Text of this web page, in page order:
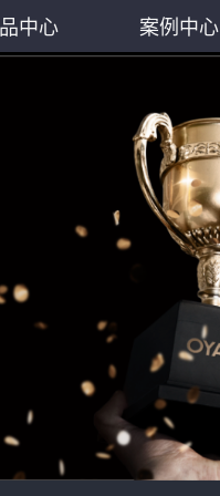
中心 案例中心